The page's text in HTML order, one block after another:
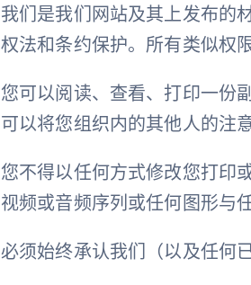
我们是我们网站及其上发布的
权法和条约保护。所有类似权
您可以阅读、查看、打印一份
可以将您组织内的其他人的注
您不得以任何方式修改您打印
视频或音频序列或任何图形与
必须始终承认我们（以及任何